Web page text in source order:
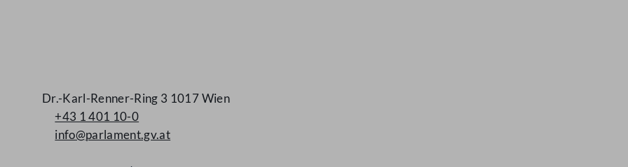
Dr.-Karl-Renner-Ring 3 1017 Wien
+43 1 401 10-0
info@parlament.gv.at